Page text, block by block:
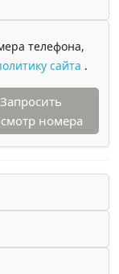
телефона,
сайта .
Запросить
номера